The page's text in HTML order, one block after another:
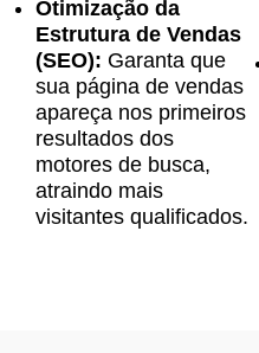
Otimização da
Estrutura de Vendas
(SEO): Garanta que
sua página de vendas
apareça nos primeiros
resultados dos
motores de busca,
atraindo mais
visitantes qualificados.